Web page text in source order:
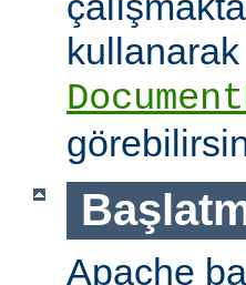
Apache